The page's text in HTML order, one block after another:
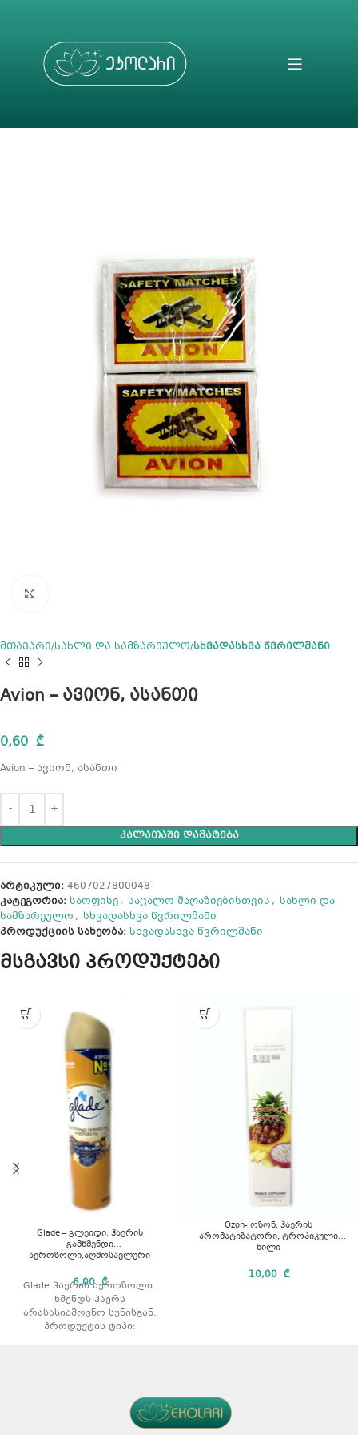
მთავარი სახლი და სამზარეულო სხვადასხვა წვრილმანი
Avion – ავიონ, ასანთი
0,60 ₾
Avion – ავიონ, ასანთი
ᲙᲐᲚᲐᲗᲐᲨᲘ ᲓᲐᲛᲐᲢᲔᲑᲐ
არტიკული: 4607027800048
კატეგორია: საოფისე, საცალო მაღაზიებისთვის , სახლი და
სამზარეულო , სხვადასხვა წვრილმანი
პროდუქციის სახეობა: სხვადასხვა წვრილმანი
მსგავსი პროდუქტები
Glade – გლეიდი, ჰაერის
გამწმენდი
აეროზოლი,აღმოსავლური
6,00₾
Glade ჰაერის აეროზოლი.
წმენდს ჰაერს
არასასიამოვნო სუნისგან.
პროდუქტის ტიპი:
Ozon- ოზონ, ჰაერის
არომატიზატორი, ტროპიკული
ხილი
10,00 ₾
...